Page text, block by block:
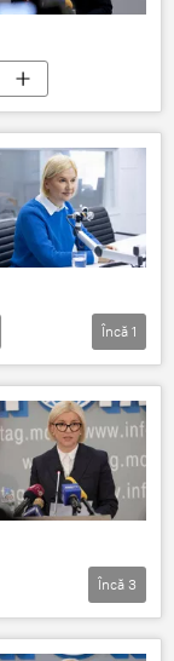
Încă 1
Încă 3